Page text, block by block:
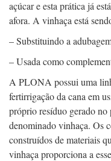
açúcar e esta prática já
afora. A vinhaça está
– Substituindo a
– Usada como
A PLONA possui uma
fertirrigação da cana em
próprio resíduo gerado no
denominado vinhaça. Os
construídos de materiais
vinhaça proporciona a